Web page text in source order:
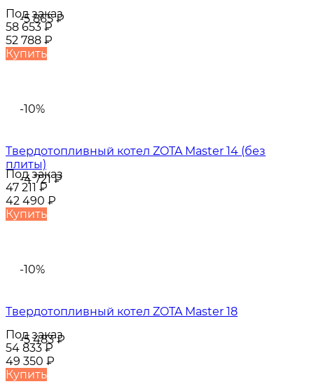
-5 865₽
Под заказ
58 653₽
52 788 ₽
Купить
-10%
-4 721₽
Твердотопливный котел ZOTA Master 14 (без
плиты)
Под заказ
47 211₽
42 490 ₽
Купить
-10%
-5 483₽
Твердотопливный котел ZOTA Master 18
Под заказ
54 833₽
49 350 ₽
Купить